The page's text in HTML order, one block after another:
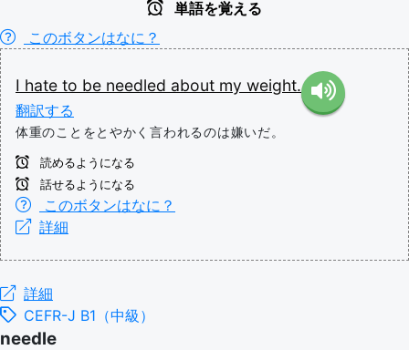
単語を覚える
このボタンはなに？
I hate to be needled about my weight.
翻訳する
体重のことをとやかく言われるのは嫌いだ。
読めるようになる
話せるようになる
このボタンはなに？
詳細
詳細
CEFR-J B1（中級）
needle